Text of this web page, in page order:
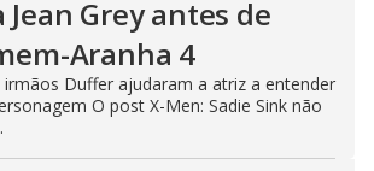
Grey antes de
Aranha 4
irmãos Duffer ajudaram a atriz a entender
O post X-Men: Sadie Sink não